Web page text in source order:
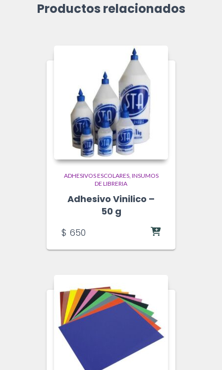
Productos relacionados
ADHESIVOS ESCOLARES INSUMOS
DE LIBRERIA
Adhesivo Vinilico –
50 g
$ 650